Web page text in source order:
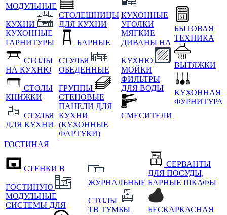
МОДУЛЬНЫЕ
КУХНИ
КУХОННЫЕ
ГАРНИТУРЫ
СТОЛЫ
НА КУХНЮ
СТОЛЫ
КНИЖКИ
СТУЛЬЯ
ДЛЯ КУХНИ
СТОЛЕШНИЦЫ
ДЛЯ КУХНИ
БАРНЫЕ
СТУЛЬЯ
ОБЕДЕННЫЕ
ГРУППЫ
СТЕНОВЫЕ
ПАНЕЛИ ДЛЯ
КУХНИ
(КУХОННЫЕ
ФАРТУКИ)
КУХОННЫЕ
УГОЛКИ
МЯГКИЕ
ДИВАНЫ НА
КУХНЮ
МОЙКИ
ФИЛЬТРЫ
ДЛЯ ВОДЫ
СМЕСИТЕЛИ
БЫТОВАЯ
ТЕХНИКА
ВЫТЯЖКИ
КУХОННАЯ
ФУРНИТУРА
ГОСТИНАЯ
СТЕНКИ В
ГОСТИНУЮ
МОДУЛЬНЫЕ
СИСТЕМЫ ДЛЯ
ЖУРНАЛЬНЫЕ
СТОЛЫ
ТВ ТУМБЫ
СЕРВАНТЫ
ДЛЯ ПОСУДЫ,
БАРНЫЕ ШКАФЫ
БЕСКАРКАСНАЯ